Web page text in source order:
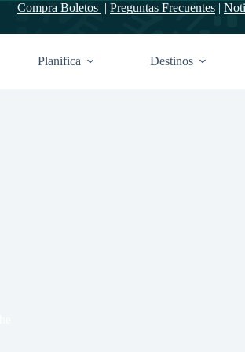
Compra Boletos | Preguntas Frecuentes|
Planifica Destinos